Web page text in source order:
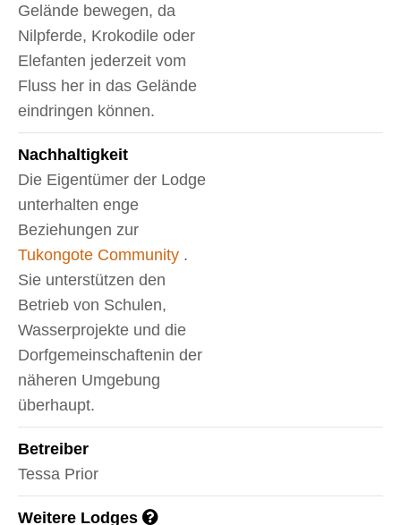
Gelände bewegen, da
Nilpferde, Krokodile oder
Elefanten jederzeit vom
Fluss her in das Gelände
eindringen können.
Nachhaltigkeit
Die Eigentümer der Lodge
unterhalten enge
Beziehungen zur
Tukongote Community .
Sie unterstützen den
Betrieb von Schulen,
Wasserprojekte und die
Dorfgemeinschaftenin der
näheren Umgebung
überhaupt.
Betreiber
Tessa Prior
Weitere Lodges